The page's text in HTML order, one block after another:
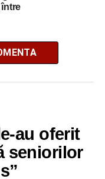
între
au oferit
seniorilor